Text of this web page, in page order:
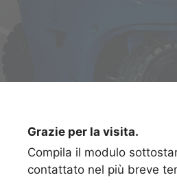
Grazie per la visita.
Compila il modulo
contattato nel più breve